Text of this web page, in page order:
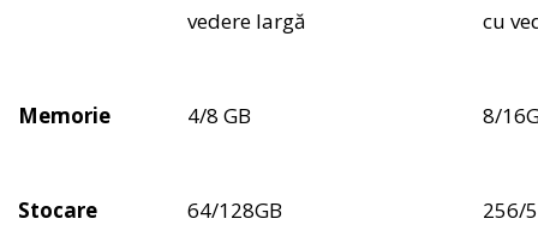
vedere largă
cu
Memorie 4/8 GB 8/
Stocare 64/128GB 256/